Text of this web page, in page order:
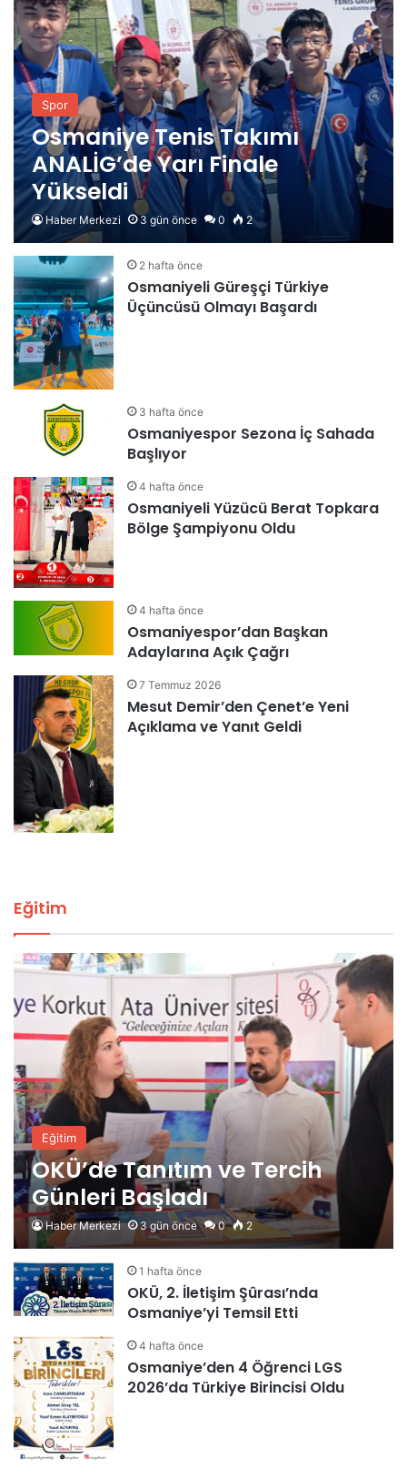
Spor
Osmaniye Tenis Takımı
ANALİG’de Yarı Finale
Yükseldi
Haber Merkezi 3 gün önce 0 2
2 hafta önce
Osmaniyeli Güreşçi Türkiye
Üçüncüsü Olmayı Başardı
3 hafta önce
Osmaniyespor Sezona İç Sahada
Başlıyor
4 hafta önce
Osmaniyeli Yüzücü Berat Topkara
Bölge Şampiyonu Oldu
4 hafta önce
Osmaniyespor’dan Başkan
Adaylarına Açık Çağrı
7 Temmuz 2026
Mesut Demir’den Çenet’e Yeni
Açıklama ve Yanıt Geldi
Eğitim
Eğitim
OKÜ’de Tanıtım ve Tercih
Günleri Başladı
Haber Merkezi 3 gün önce 0 2
1 hafta önce
OKÜ, 2. İletişim Şûrası’nda
Osmaniye’yi Temsil Etti
4 hafta önce
Osmaniye’den 4 Öğrenci LGS
2026’da Türkiye Birincisi Oldu